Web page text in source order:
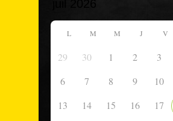
L M M J V
29 30 1 2 3
6
7 8 9 10
13
14 15 16 17